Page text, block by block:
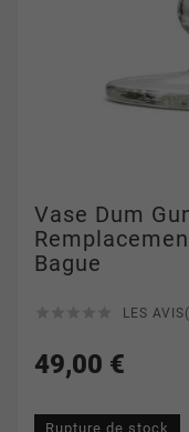
Vase Dum
Bague
LES
49,00 €
Rupture de stock